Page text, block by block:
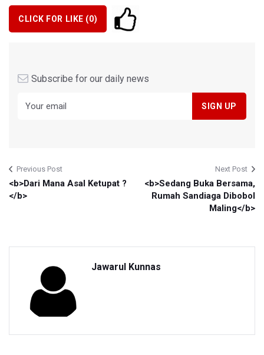
CLICK FOR LIKE (0)
Subscribe for our daily news
Previous Post
<b>Dari Mana Asal Ketupat ?
</b>
Next Post
<b>Sedang Buka Bersama,
Rumah Sandiaga Dibobol
Maling</b>
Jawarul Kunnas